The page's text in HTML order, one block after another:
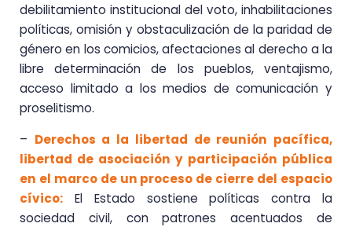
debilitamiento institucional del voto, inhabilitaciones
políticas, omisión y obstaculización de la paridad de
género en los comicios, afectaciones al derecho a la
libre determinación de los pueblos, ventajismo,
acceso limitado a los medios de comunicación y
proselitismo.
– Derechos a la libertad de reunión pacífica,
libertad de asociación y participación pública
en el marco de un proceso de cierre del espacio
cívico: El Estado sostiene políticas contra la
sociedad civil, con patrones acentuados de